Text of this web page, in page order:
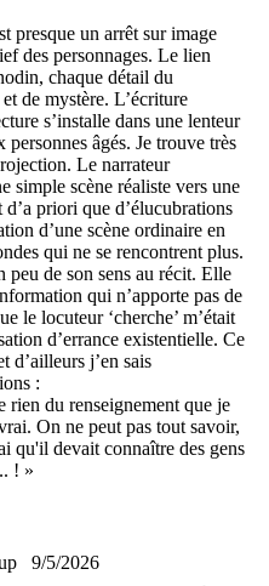
presque un arrêt sur image
des personnages. Le lien
chaque détail du
de mystère. L’écriture
s’installe dans une lenteur
âgés. Je trouve très
Le narrateur
simple scène réaliste vers une
priori que d’élucubrations
d’une scène ordinaire en
qui ne se rencontrent plus.
de son sens au récit. Elle
qui n’apporte pas de
le locuteur ‘cherche’ m’était
d’errance existentielle. Ce
d’ailleurs j’en sais
:
rien du renseignement que je
On ne peut pas tout savoir,
qu'il devait connaître des gens
! »
9/5/2026